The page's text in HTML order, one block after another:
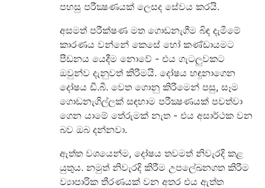
පහසු පරීක්‍ෂණයක් ලෙසද සේවය කරයි.
අසමත් පරීක්ෂණ මත ගොඩනැගීම බිඳ දැමීමේ
කාරණය වන්නේ කෙසේ හෝ කණ්ඩායමට
පීඩනය යෙදීම නොවේ - එය ගැටලුවකට
ඔවුන්ව දැනුවත් කිරීමයි. දෝෂය හඳුනාගෙන
දෝෂය ඩී.බී. වෙත ගොනු කිරීමෙන් පසු, සෑම
ගොඩනැගිල්ලක් සඳහාම පරීක්‍ෂණයක් පවත්වා
ගෙන යාමේ තේරුමක් නැත - එය අසාර්ථක වන
බව ඔබ දන්නවා.
ඇත්ත වශයෙන්ම, දෝෂය තවමත් නිවැරදි කළ
යුතුය. නමුත් නිවැරදි කිරීම උපලේඛනගත කිරීම
ව්‍යාපාරික තීරණයක් වන අතර එය ඇත්ත